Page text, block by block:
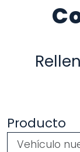
Producto